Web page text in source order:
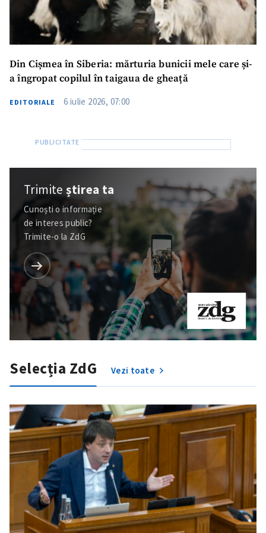
Din Cișmea în Siberia: mărturia bunicii mele care și-
a îngropat copilul în taigaua de gheață
EDITORIALE 6 iulie 2026, 07:00
Trimiteștirea ta
Cunoști o informație
de interes public?
Trimite-o la ZdG
Selecția ZdG Vezi toate